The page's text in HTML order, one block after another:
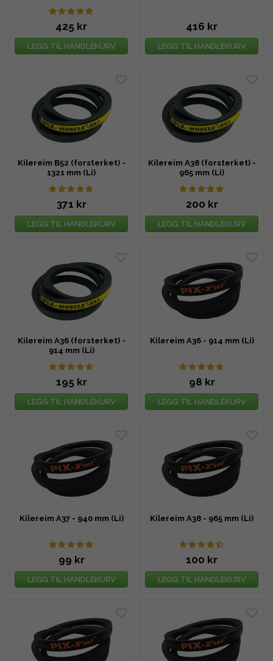
425 kr
LEGG TIL HANDLEKURV
416 kr
LEGG TIL HANDLEKURV
Kilereim B52 (forsterket) -
1321 mm (Li)
371 kr
LEGG TIL HANDLEKURV
Kilereim A38 (forsterket) -
965 mm (Li)
200 kr
LEGG TIL HANDLEKURV
Kilereim A36 (forsterket) -
914 mm (Li)
195 kr
LEGG TIL HANDLEKURV
Kilereim A36 - 914 mm (Li)
98 kr
LEGG TIL HANDLEKURV
Kilereim A37 - 940 mm (Li)
99 kr
LEGG TIL HANDLEKURV
Kilereim A38 - 965 mm (Li)
100 kr
LEGG TIL HANDLEKURV